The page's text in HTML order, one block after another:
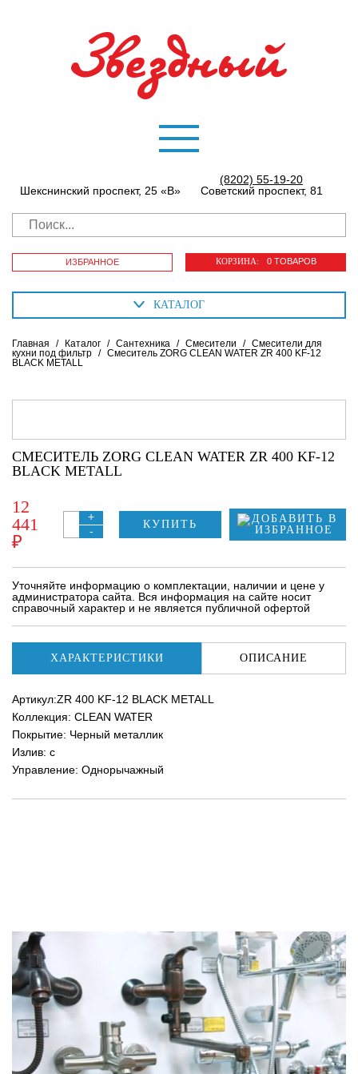
Шекснинский проспект, 25 «В»
(8202) 55-19-20
Советский проспект, 81
ИЗБРАННОЕ КОРЗИНА: 0 ТОВАРОВ
КАТАЛОГ
Главная / Каталог / Сантехника / Смесители / Смесители для
кухни под фильтр / Смеситель ZORG CLEAN WATER ZR 400 KF-12
BLACK METALL
СМЕСИТЕЛЬ ZORG CLEAN WATER ZR 400 KF-12
BLACK METALL
12
441
₽
+
-
КУПИТЬ
Уточняйте информацию о комплектации, наличии и цене у
администратора сайта. Вся информация на сайте носит
справочный характер и не является публичной офертой
ХАРАКТЕРИСТИКИ ОПИСАНИЕ
Артикул:ZR 400 KF-12 BLACK METALL
Коллекция: CLEAN WATER
Покрытие: Черный металлик
Излив: с
Управление: Однорычажный